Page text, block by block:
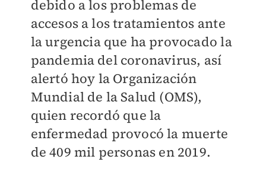
debido a los problemas de
accesos a los tratamientos ante
la urgencia que ha provocado la
pandemia del coronavirus, así
alertó hoy la Organización
Mundial de la Salud (OMS),
quien recordó que la
enfermedad provocó la muerte
de 409 mil personas en 2019.